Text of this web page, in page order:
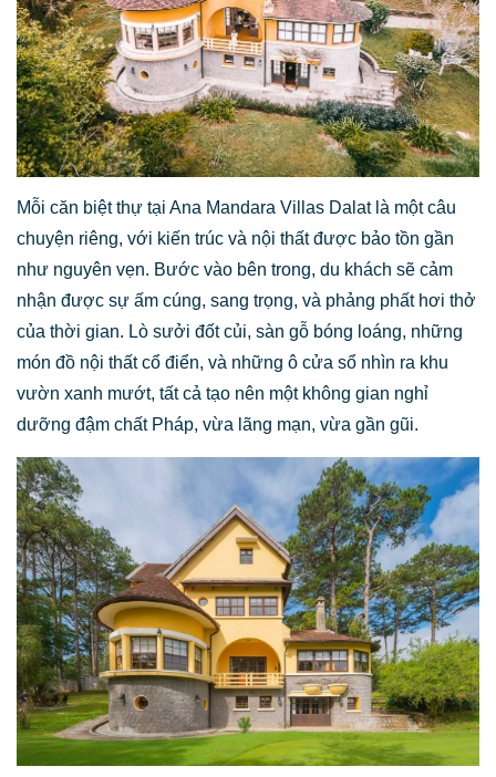
Mỗi căn biệt thự tại Ana Mandara Villas Dalat là một câu
chuyện riêng, với kiến trúc và nội thất được bảo tồn gần
như nguyên vẹn. Bước vào bên trong, du khách sẽ cảm
nhận được sự ấm cúng, sang trọng, và phảng phất hơi thở
của thời gian. Lò sưởi đốt củi, sàn gỗ bóng loáng, những
món đồ nội thất cổ điển, và những ô cửa sổ nhìn ra khu
vườn xanh mướt, tất cả tạo nên một không gian nghỉ
dưỡng đậm chất Pháp, vừa lãng mạn, vừa gần gũi.